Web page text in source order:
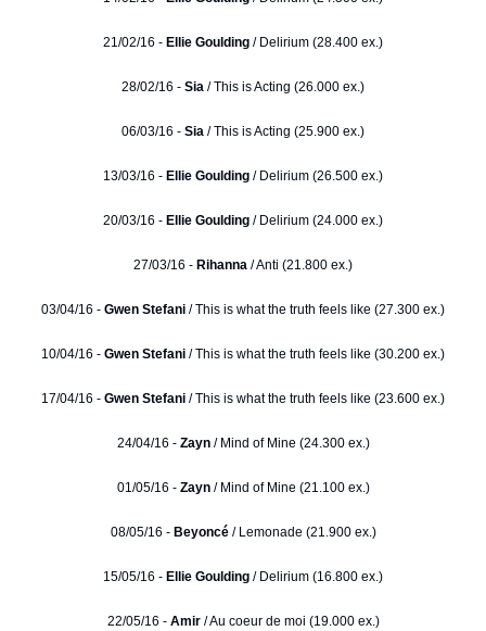
21/02/16 - Ellie Goulding / Delirium (28.400 ex.)
28/02/16 - Sia / This is Acting (26.000 ex.)
06/03/16 - Sia / This is Acting (25.900 ex.)
13/03/16 - Ellie Goulding / Delirium (26.500 ex.)
20/03/16 - Ellie Goulding / Delirium (24.000 ex.)
27/03/16 - Rihanna / Anti (21.800 ex.)
03/04/16 - Gwen Stefani / This is what the truth feels like (27.300 ex.)
10/04/16 - Gwen Stefani / This is what the truth feels like (30.200 ex.)
17/04/16 - Gwen Stefani / This is what the truth feels like (23.600 ex.)
24/04/16 - Zayn / Mind of Mine (24.300 ex.)
01/05/16 - Zayn / Mind of Mine (21.100 ex.)
08/05/16 - Beyoncé / Lemonade (21.900 ex.)
15/05/16 - Ellie Goulding / Delirium (16.800 ex.)
22/05/16 - Amir / Au coeur de moi (19.000 ex.)